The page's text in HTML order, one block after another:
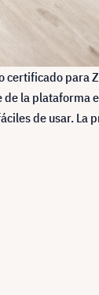
certificado para
la plataforma
de usar. La